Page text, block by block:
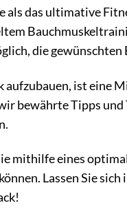
als das ultimative
die gewünschten
aufzubauen, ist eine
bewährte Tipps und
mithilfe eines
Lassen Sie